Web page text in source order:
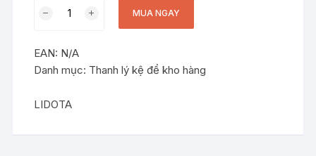
Bạt
Cuốn
Lắp
MUA NGAY
EAN: N/A
Danh mục: Thanh lý kệ để kho hàng
LIDOTA